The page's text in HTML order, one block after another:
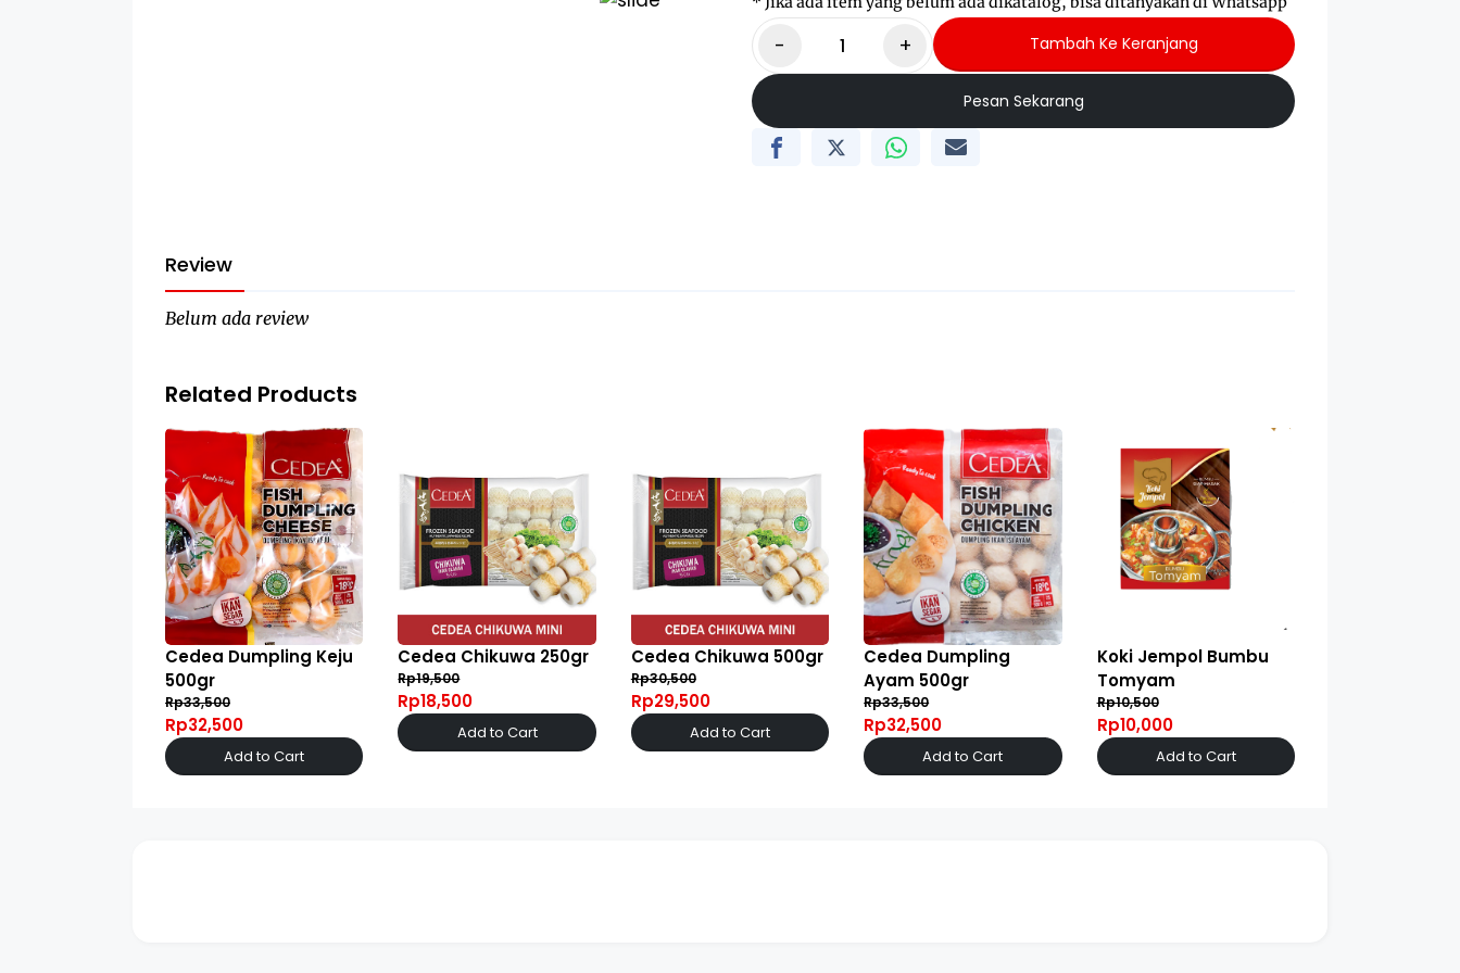
- + Tambah Ke Keranjang
Pesan Sekarang
Review
Belum ada review
Related Products
Cedea Dumpling Keju
500gr
Rp33,500
Rp32,500
Add to Cart
Cedea Chikuwa 250gr
Rp19,500
Rp18,500
Add to Cart
Cedea Chikuwa 500gr
Rp30,500
Rp29,500
Add to Cart
Cedea Dumpling
Ayam 500gr
Rp33,500
Rp32,500
Add to Cart
Koki Jempol Bumbu
Tomyam
Rp10,500
Rp10,000
Add to Cart